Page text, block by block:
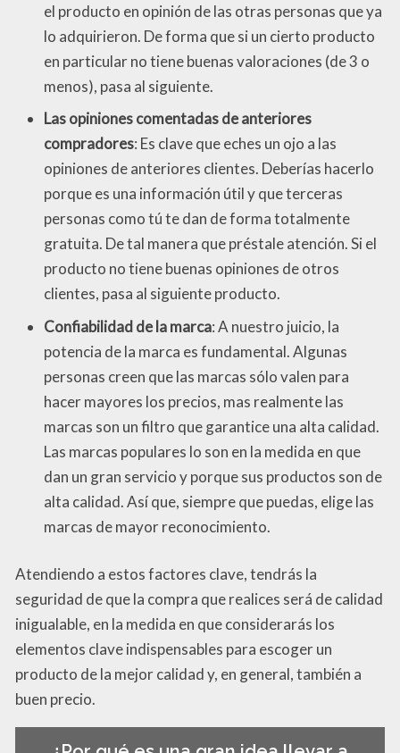
el producto en opinión de las otras personas que ya
lo adquirieron. De forma que si un cierto producto
en particular no tiene buenas valoraciones (de 3 o
menos), pasa al siguiente.
Las opiniones comentadas de anteriores
compradores: Es clave que eches un ojo a las
opiniones de anteriores clientes. Deberías hacerlo
porque es una información útil y que terceras
personas como tú te dan de forma totalmente
gratuita. De tal manera que préstale atención. Si el
producto no tiene buenas opiniones de otros
clientes, pasa al siguiente producto.
Confiabilidad de la marca: A nuestro juicio, la
potencia de la marca es fundamental. Algunas
personas creen que las marcas sólo valen para
hacer mayores los precios, mas realmente las
marcas son un filtro que garantice una alta calidad.
Las marcas populares lo son en la medida en que
dan un gran servicio y porque sus productos son de
alta calidad. Así que, siempre que puedas, elige las
marcas de mayor reconocimiento.
Atendiendo a estos factores clave, tendrás la
seguridad de que la compra que realices será de calidad
inigualable, en la medida en que considerarás los
elementos clave indispensables para escoger un
producto de la mejor calidad y, en general, también a
buen precio.